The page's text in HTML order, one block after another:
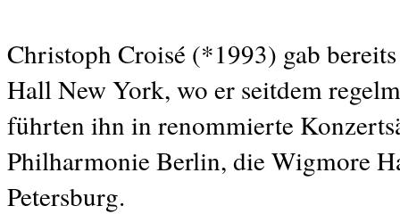
Christoph Croisé (*1993) gab
Hall New York, wo er seitdem
führten ihn in renommierte
Philharmonie Berlin, die Wigmore
Petersburg.